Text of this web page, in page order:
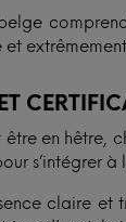
et
en hêtre,
s’intégrer
claire